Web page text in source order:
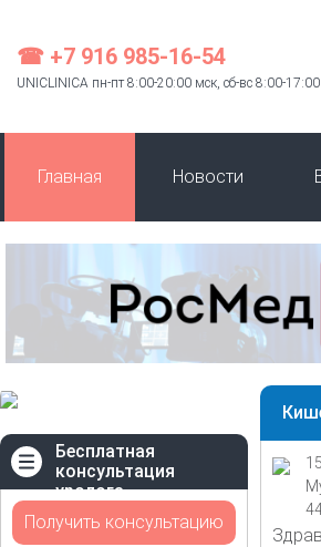
☎ +7 916 985-16-54
UNICLINICA пн-пт 8:00-20:00 мск, сб-вс 8:00-
Главная Новости
Бесплатная
консультация
уролога
Получить консультацию